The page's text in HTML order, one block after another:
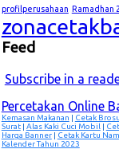
profilperusahaan Ramadhan
Feed
Subscribe in a
Percetakan Online
Kemasan Makanan | Cetak
Surat| Alas Kaki Cuci Mobil |
Harga Banner| Cetak Kartu
Kalender Tahun 2023